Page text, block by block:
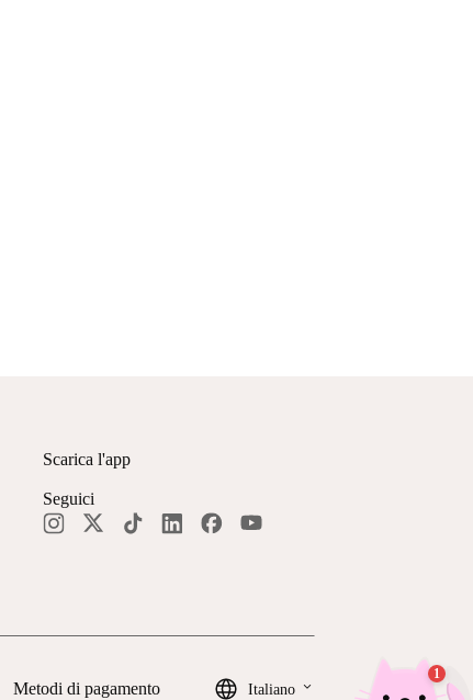
Scarica l'app
Seguici
Metodi di pagamento Italiano keyboard_arrow_down